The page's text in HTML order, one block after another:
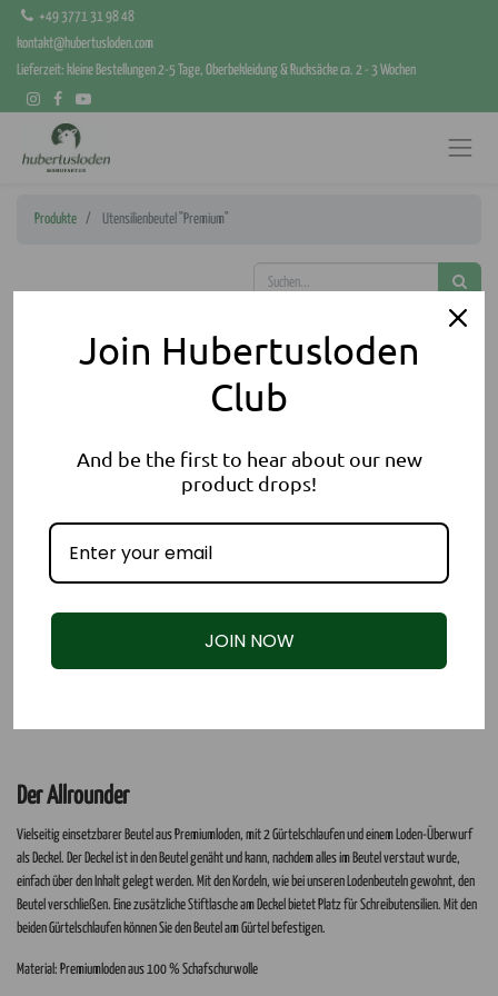
+49 3771 31 98 48
kontakt@hubertusloden.com
Lieferzeit: kleine Bestellungen 2-5 Tage, Oberbekleidung & Rucksäcke ca. 2 - 3 Wochen
Produkte Utensilienbeutel "Premium"
Der Allrounder
Vielseitig einsetzbarer Beutel aus Premiumloden, mit 2 Gürtelschlaufen und einem Loden-Überwurf
als Deckel. Der Deckel ist in den Beutel genäht und kann, nachdem alles im Beutel verstaut wurde,
einfach über den Inhalt gelegt werden. Mit den Kordeln, wie bei unseren Lodenbeuteln gewohnt, den
Beutel verschließen. Eine zusätzliche Stiftlasche am Deckel bietet Platz für Schreibutensilien. Mit den
beiden Gürtelschlaufen können Sie den Beutel am Gürtel befestigen.
Material: Premiumloden aus 100 % Schafschurwolle
Join Hubertusloden
Club
And be the first to hear about our new
product drops!
JOIN NOW